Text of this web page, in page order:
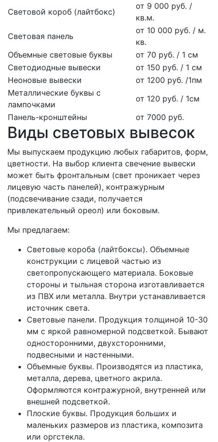
Световой короб (лайтбокс)
от 9 000 руб. /
кв.м.
Световая панель
от 10 000 руб. / м.
кв.
Объемные световые буквы
от 70 руб. / 1 см
Светодиодные вывески
от 150 руб. / 1 см
Неоновые вывески
от 1200 руб. /1пм
Металлические буквы с
лампочками
от 120 руб. / 1см
Панель-кронштейны
от 7000 руб.
Виды световых вывесок
Мы выпускаем продукцию любых габаритов, форм,
цветности. На выбор клиента свечение вывески
может быть фронтальным (свет проникает через
лицевую часть панелей), контражурным
(подсвечивание сзади, получается
привлекательный ореол) или боковым.
Мы предлагаем:
Световые короба (лайтбоксы). Объемные
конструкции с лицевой частью из
светопропускающего материала. Боковые
стороны и тыльная сторона изготавливается
из ПВХ или металла. Внутри устанавливается
источник света.
Световые панели. Продукция толщиной 10-30
мм с яркой равномерной подсветкой. Бывают
односторонними, двухсторонними,
подвесными и настенными.
Объемные буквы. Производятся из пластика,
металла, дерева, цветного акрила.
Оформляются контражурной, внутренней или
внешней подсветкой.
Плоские буквы. Продукция больших и
маленьких размеров из пластика, композита
или оргстекла.